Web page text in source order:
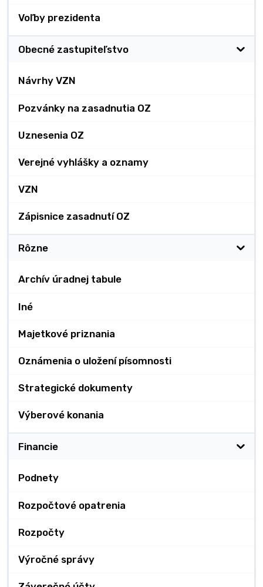
Voľby prezidenta
Obecné zastupiteľstvo
Návrhy VZN
Pozvánky na zasadnutia OZ
Uznesenia OZ
Verejné vyhlášky a oznamy
VZN
Zápisnice zasadnutí OZ
Rôzne
Archív úradnej tabule
Iné
Majetkové priznania
Oznámenia o uložení písomnosti
Strategické dokumenty
Výberové konania
Financie
Podnety
Rozpočtové opatrenia
Rozpočty
Výročné správy